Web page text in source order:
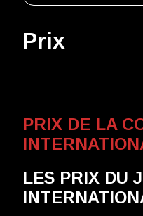
Prix
PRIX DE LA
LES PRIX DU